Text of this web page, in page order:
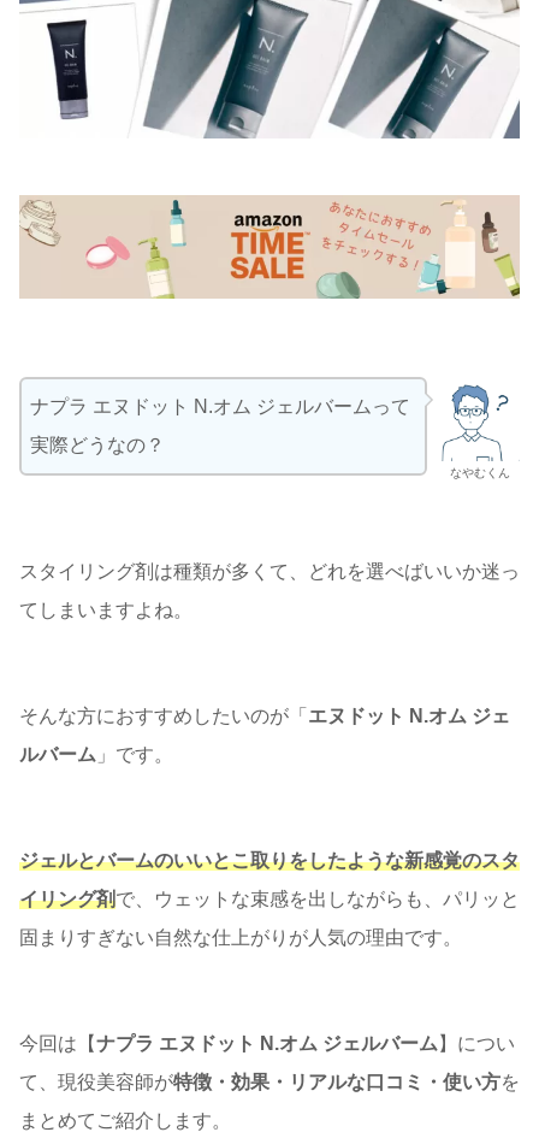
なやむくん
ナプラ エヌドット N.オム ジェルバームって
実際どうなの？
スタイリング剤は種類が多くて、どれを選べばいいか迷っ
てしまいますよね。
そんな方におすすめしたいのが「 エヌドット N.オム ジェ
ルバーム 」です。
ジェルとバームのいいとこ取りをしたような新感覚のスタ
イリング剤で、ウェットな束感を出しながらも、パリッと
固まりすぎない自然な仕上がりが人気の理由です。
今回は【ナプラ エヌドット N.オム ジェルバーム 】につい
て、現役美容師が特徴・効果・リアルな口コミ・使い方を
まとめてご紹介します。